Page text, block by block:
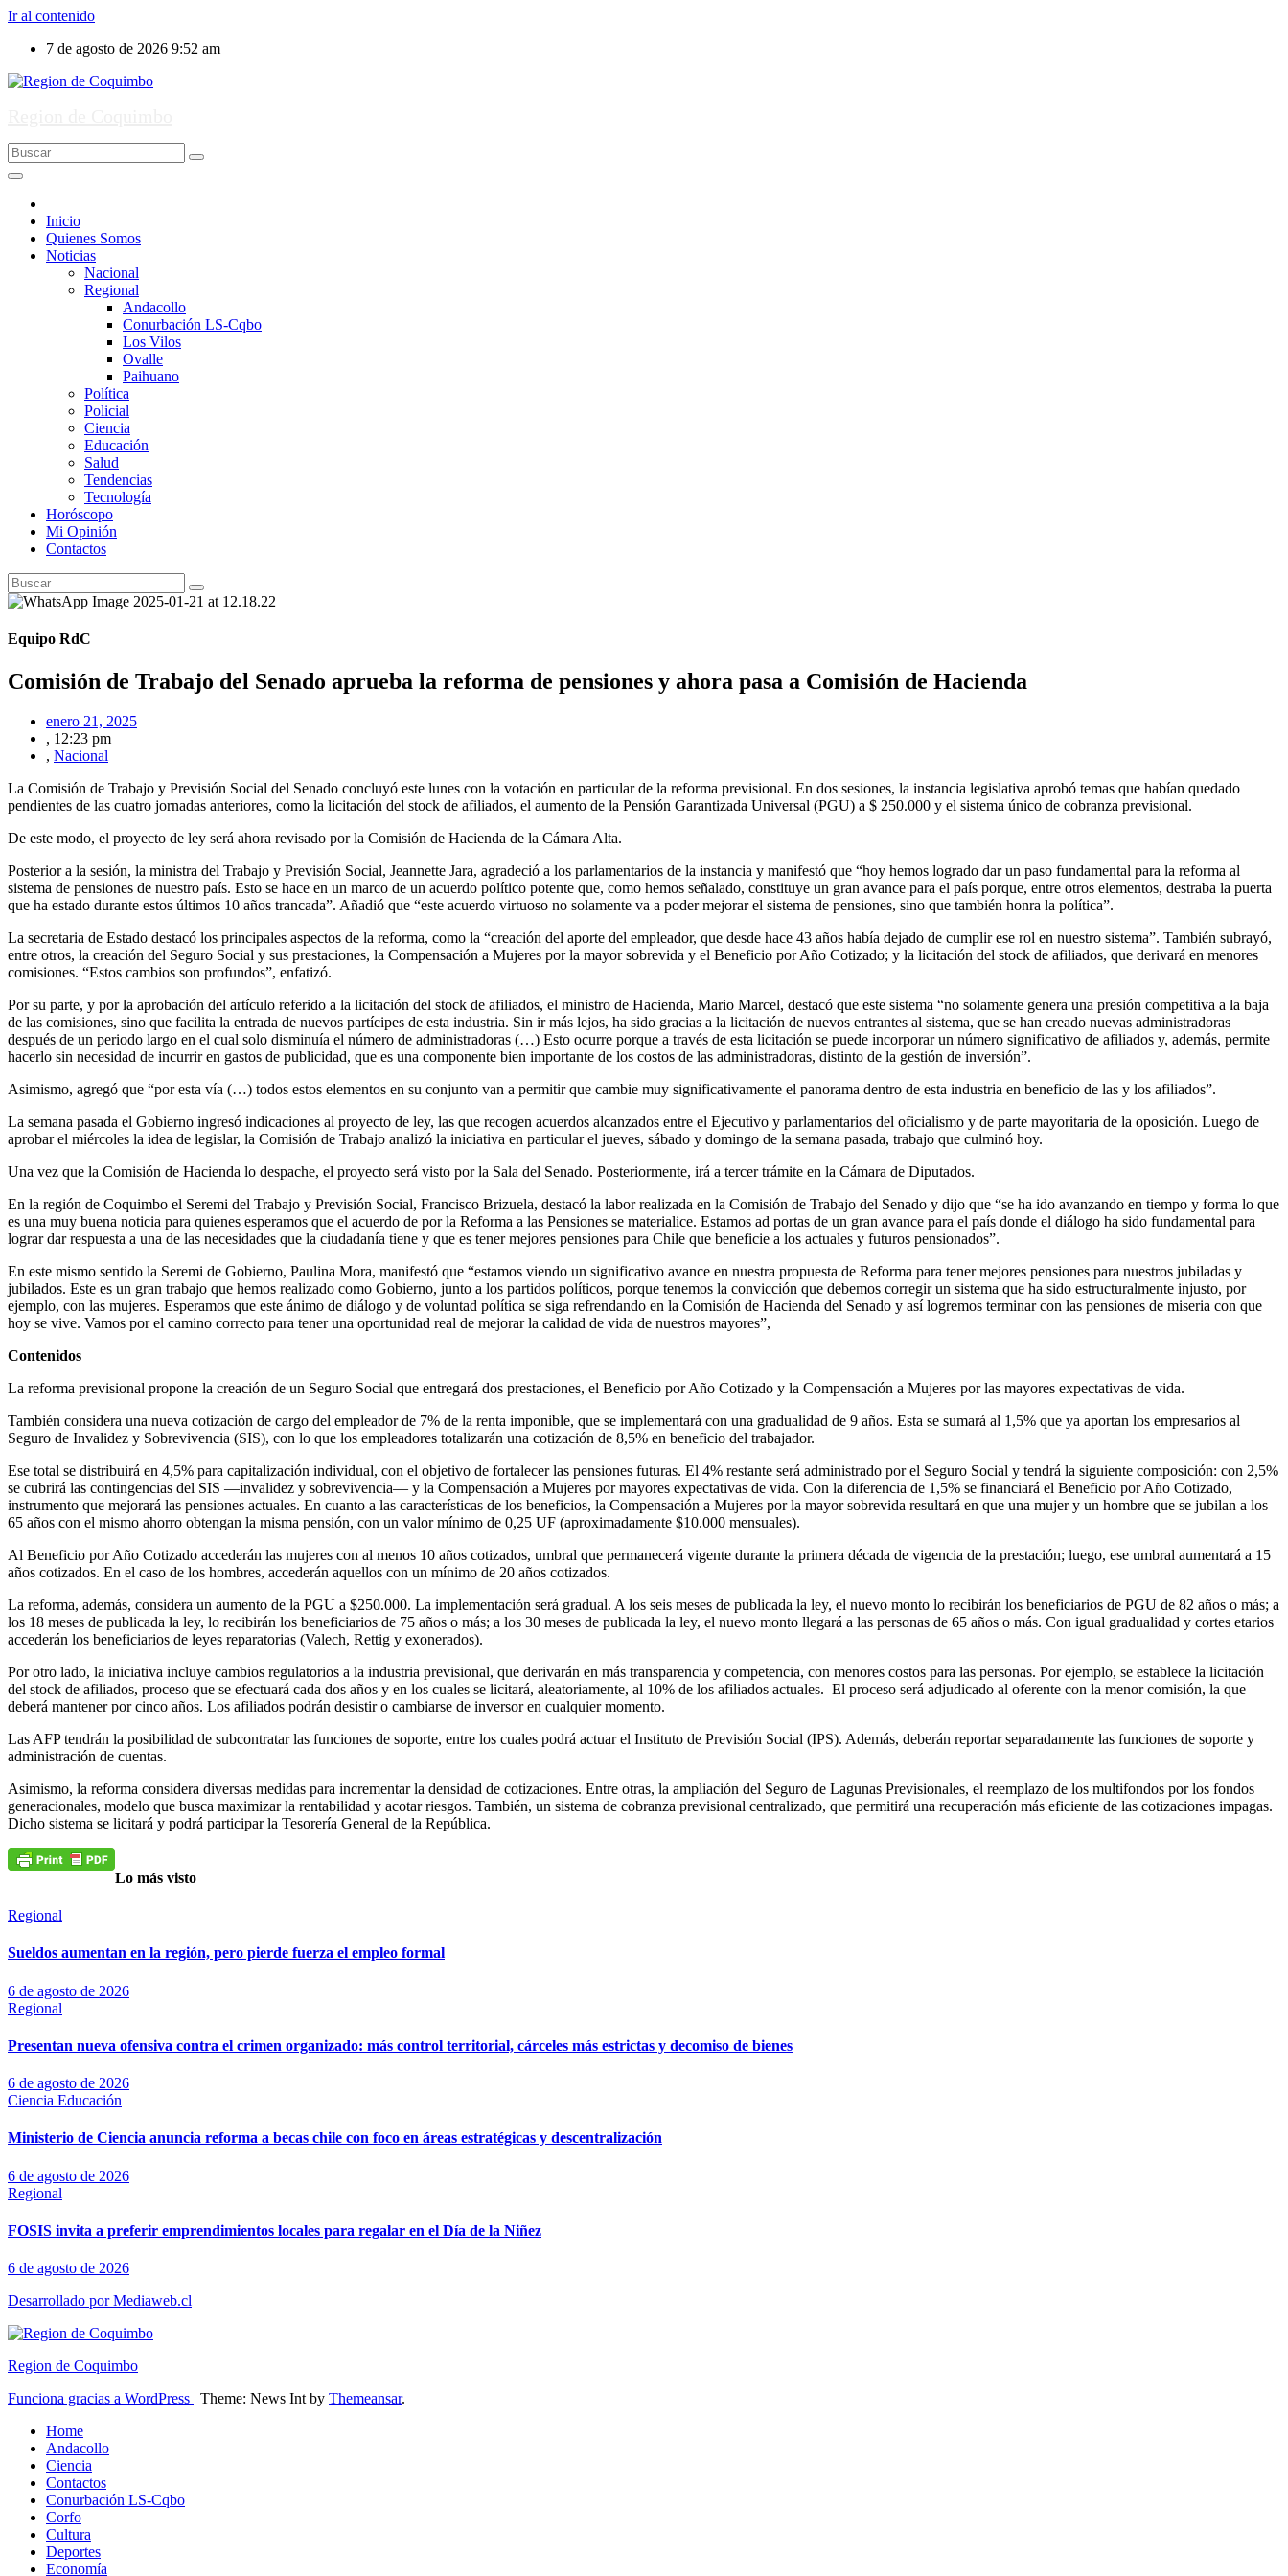
Ir al contenido
7 de agosto de 2026 9:52 am
Inicio
Quienes Somos
Noticias
Nacional
Regional
Andacollo
Conurbación LS-Cqbo
Los Vilos
Ovalle
Paihuano
Política
Policial
Ciencia
Educación
Salud
Tendencias
Tecnología
Horóscopo
Mi Opinión
Contactos
Equipo RdC
Comisión de Trabajo del Senado aprueba la reforma de pensiones y ahora pasa a Comisión de Hacienda
enero 21, 2025
, 12:23 pm
, Nacional
La Comisión de Trabajo y Previsión Social del Senado concluyó este lunes con la votación en particular de la reforma previsional. En dos sesiones, la instancia legislativa aprobó temas que habían quedado
pendientes de las cuatro jornadas anteriores, como la licitación del stock de afiliados, el aumento de la Pensión Garantizada Universal (PGU) a $ 250.000 y el sistema único de cobranza previsional.
De este modo, el proyecto de ley será ahora revisado por la Comisión de Hacienda de la Cámara Alta.
Posterior a la sesión, la ministra del Trabajo y Previsión Social, Jeannette Jara, agradeció a los parlamentarios de la instancia y manifestó que “hoy hemos logrado dar un paso fundamental para la reforma al
sistema de pensiones de nuestro país. Esto se hace en un marco de un acuerdo político potente que, como hemos señalado, constituye un gran avance para el país porque, entre otros elementos, destraba la puerta
que ha estado durante estos últimos 10 años trancada”. Añadió que “este acuerdo virtuoso no solamente va a poder mejorar el sistema de pensiones, sino que también honra la política”.
La secretaria de Estado destacó los principales aspectos de la reforma, como la “creación del aporte del empleador, que desde hace 43 años había dejado de cumplir ese rol en nuestro sistema”. También subrayó,
entre otros, la creación del Seguro Social y sus prestaciones, la Compensación a Mujeres por la mayor sobrevida y el Beneficio por Año Cotizado; y la licitación del stock de afiliados, que derivará en menores
comisiones. “Estos cambios son profundos”, enfatizó.
Por su parte, y por la aprobación del artículo referido a la licitación del stock de afiliados, el ministro de Hacienda, Mario Marcel, destacó que este sistema “no solamente genera una presión competitiva a la baja
de las comisiones, sino que facilita la entrada de nuevos partícipes de esta industria. Sin ir más lejos, ha sido gracias a la licitación de nuevos entrantes al sistema, que se han creado nuevas administradoras
después de un periodo largo en el cual solo disminuía el número de administradoras (…) Esto ocurre porque a través de esta licitación se puede incorporar un número significativo de afiliados y, además, permite
hacerlo sin necesidad de incurrir en gastos de publicidad, que es una componente bien importante de los costos de las administradoras, distinto de la gestión de inversión”.
Asimismo, agregó que “por esta vía (…) todos estos elementos en su conjunto van a permitir que cambie muy significativamente el panorama dentro de esta industria en beneficio de las y los afiliados”.
La semana pasada el Gobierno ingresó indicaciones al proyecto de ley, las que recogen acuerdos alcanzados entre el Ejecutivo y parlamentarios del oficialismo y de parte mayoritaria de la oposición. Luego de
aprobar el miércoles la idea de legislar, la Comisión de Trabajo analizó la iniciativa en particular el jueves, sábado y domingo de la semana pasada, trabajo que culminó hoy.
Una vez que la Comisión de Hacienda lo despache, el proyecto será visto por la Sala del Senado. Posteriormente, irá a tercer trámite en la Cámara de Diputados.
En la región de Coquimbo el Seremi del Trabajo y Previsión Social, Francisco Brizuela, destacó la labor realizada en la Comisión de Trabajo del Senado y dijo que “se ha ido avanzando en tiempo y forma lo que
es una muy buena noticia para quienes esperamos que el acuerdo de por la Reforma a las Pensiones se materialice. Estamos ad portas de un gran avance para el país donde el diálogo ha sido fundamental para
lograr dar respuesta a una de las necesidades que la ciudadanía tiene y que es tener mejores pensiones para Chile que beneficie a los actuales y futuros pensionados”.
En este mismo sentido la Seremi de Gobierno, Paulina Mora, manifestó que “estamos viendo un significativo avance en nuestra propuesta de Reforma para tener mejores pensiones para nuestros jubiladas y
jubilados. Este es un gran trabajo que hemos realizado como Gobierno, junto a los partidos políticos, porque tenemos la convicción que debemos corregir un sistema que ha sido estructuralmente injusto, por
ejemplo, con las mujeres. Esperamos que este ánimo de diálogo y de voluntad política se siga refrendando en la Comisión de Hacienda del Senado y así logremos terminar con las pensiones de miseria con que
hoy se vive. Vamos por el camino correcto para tener una oportunidad real de mejorar la calidad de vida de nuestros mayores”,
Contenidos
La reforma previsional propone la creación de un Seguro Social que entregará dos prestaciones, el Beneficio por Año Cotizado y la Compensación a Mujeres por las mayores expectativas de vida.
También considera una nueva cotización de cargo del empleador de 7% de la renta imponible, que se implementará con una gradualidad de 9 años. Esta se sumará al 1,5% que ya aportan los empresarios al
Seguro de Invalidez y Sobrevivencia (SIS), con lo que los empleadores totalizarán una cotización de 8,5% en beneficio del trabajador.
Ese total se distribuirá en 4,5% para capitalización individual, con el objetivo de fortalecer las pensiones futuras. El 4% restante será administrado por el Seguro Social y tendrá la siguiente composición: con 2,5%
se cubrirá las contingencias del SIS —invalidez y sobrevivencia— y la Compensación a Mujeres por mayores expectativas de vida. Con la diferencia de 1,5% se financiará el Beneficio por Año Cotizado,
instrumento que mejorará las pensiones actuales. En cuanto a las características de los beneficios, la Compensación a Mujeres por la mayor sobrevida resultará en que una mujer y un hombre que se jubilan a los
65 años con el mismo ahorro obtengan la misma pensión, con un valor mínimo de 0,25 UF (aproximadamente $10.000 mensuales).
Al Beneficio por Año Cotizado accederán las mujeres con al menos 10 años cotizados, umbral que permanecerá vigente durante la primera década de vigencia de la prestación; luego, ese umbral aumentará a 15
años cotizados. En el caso de los hombres, accederán aquellos con un mínimo de 20 años cotizados.
La reforma, además, considera un aumento de la PGU a $250.000. La implementación será gradual. A los seis meses de publicada la ley, el nuevo monto lo recibirán los beneficiarios de PGU de 82 años o más; a
los 18 meses de publicada la ley, lo recibirán los beneficiarios de 75 años o más; a los 30 meses de publicada la ley, el nuevo monto llegará a las personas de 65 años o más. Con igual gradualidad y cortes etarios
accederán los beneficiarios de leyes reparatorias (Valech, Rettig y exonerados).
Por otro lado, la iniciativa incluye cambios regulatorios a la industria previsional, que derivarán en más transparencia y competencia, con menores costos para las personas. Por ejemplo, se establece la licitación
del stock de afiliados, proceso que se efectuará cada dos años y en los cuales se licitará, aleatoriamente, al 10% de los afiliados actuales. El proceso será adjudicado al oferente con la menor comisión, la que
deberá mantener por cinco años. Los afiliados podrán desistir o cambiarse de inversor en cualquier momento.
Las AFP tendrán la posibilidad de subcontratar las funciones de soporte, entre los cuales podrá actuar el Instituto de Previsión Social (IPS). Además, deberán reportar separadamente las funciones de soporte y
administración de cuentas.
Asimismo, la reforma considera diversas medidas para incrementar la densidad de cotizaciones. Entre otras, la ampliación del Seguro de Lagunas Previsionales, el reemplazo de los multifondos por los fondos
generacionales, modelo que busca maximizar la rentabilidad y acotar riesgos. También, un sistema de cobranza previsional centralizado, que permitirá una recuperación más eficiente de las cotizaciones impagas.
Dicho sistema se licitará y podrá participar la Tesorería General de la República.
Lo más visto
Regional
Sueldos aumentan en la región, pero pierde fuerza el empleo formal
6 de agosto de 2026
Regional
Presentan nueva ofensiva contra el crimen organizado: más control territorial, cárceles más estrictas y decomiso de bienes
6 de agosto de 2026
Ciencia Educación
Ministerio de Ciencia anuncia reforma a becas chile con foco en áreas estratégicas y descentralización
6 de agosto de 2026
Regional
FOSIS invita a preferir emprendimientos locales para regalar en el Día de la Niñez
6 de agosto de 2026
Desarrollado por Mediaweb.cl
Region de Coquimbo
Funciona gracias a WordPress | Theme: News Int by Themeansar.
Home
Andacollo
Ciencia
Contactos
Conurbación LS-Cqbo
Corfo
Cultura
Deportes
Economía